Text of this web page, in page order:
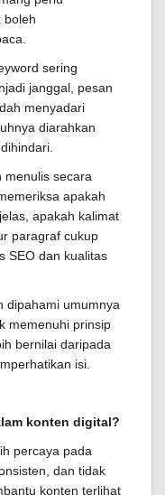
boleh
sering
janggal, pesan
menyadari
diarahkan
menulis secara
apakah
apakah kalimat
paragraf cukup
SEO dan kualitas
dipahami umumnya
memenuhi prinsip
bernilai daripada
isi.
konten digital?
percaya pada
dan tidak
konten terlihat